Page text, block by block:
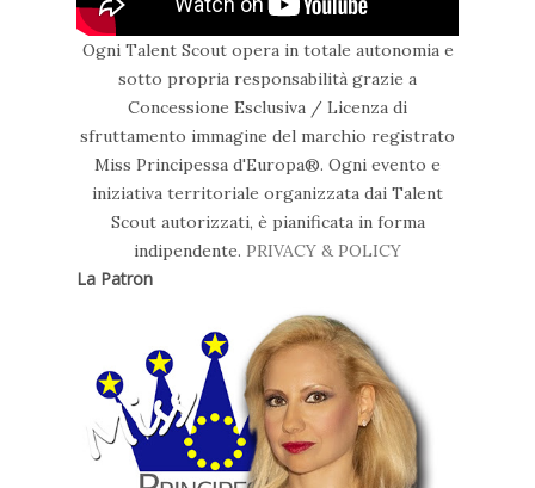
Ogni Talent Scout opera in totale autonomia e
sotto propria responsabilità grazie a
Concessione Esclusiva / Licenza di
sfruttamento immagine del marchio registrato
Miss Principessa d'Europa®. Ogni evento e
iniziativa territoriale organizzata dai Talent
Scout autorizzati, è pianificata in forma
indipendente. PRIVACY & POLICY
La Patron